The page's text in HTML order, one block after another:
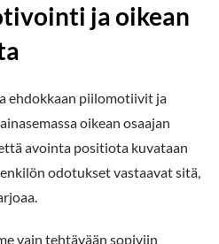
ja oikean
ehdokkaan piilomotiivit ja
oikean osaajan
avointa positiota kuvataan
odotukset vastaavat sitä,
vain tehtävään sopiviin